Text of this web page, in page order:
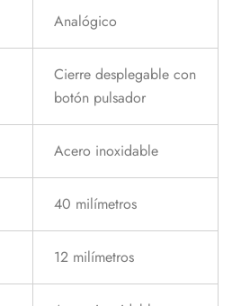
Analógico
Cierre desplegable con
botón pulsador
Acero inoxidable
40 milímetros
12 milímetros